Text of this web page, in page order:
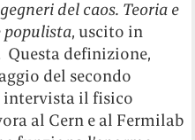
del caos. Teoria e
populista, uscito in
definizione,
del secondo
il fisico
al Cern e al Fermilab